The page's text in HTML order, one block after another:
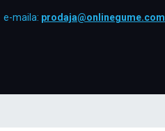
e-maila: prodaja@onlinegume.com